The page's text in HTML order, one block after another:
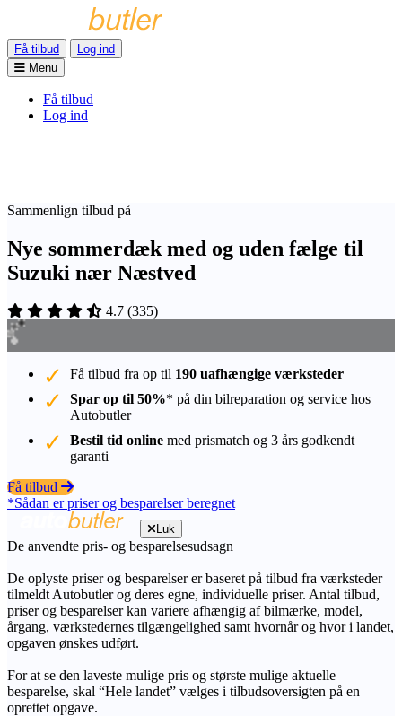
Få tilbud
Log ind
Menu
Få tilbud
Log ind
Sammenlign tilbud på
Nye sommerdæk med og uden fælge til
Suzuki nær Næstved
4.7 (335)
Få tilbud fra op til 190 uafhængige værksteder
Spar op til 50%* på din bilreparation og service hos
Autobutler
Bestil tid online med prismatch og 3 års godkendt
garanti
Få tilbud
*Sådan er priser og besparelser beregnet
Luk
De anvendte pris- og besparelsesudsagn
De oplyste priser og besparelser er baseret på tilbud fra værksteder
tilmeldt Autobutler og deres egne, individuelle priser. Antal tilbud,
priser og besparelser kan variere afhængig af bilmærke, model,
årgang, værkstedernes tilgængelighed samt hvornår og hvor i landet,
opgaven ønskes udført.
For at se den laveste mulige pris og største mulige aktuelle
besparelse, skal “Hele landet” vælges i tilbudsoversigten på en
oprettet opgave.